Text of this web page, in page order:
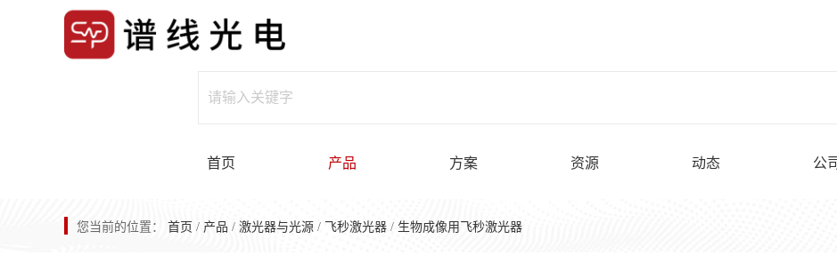
首页 产品 方案 资源 动态 公
您当前的位置： 首页 / 产品 / 激光器与光源 / 飞秒激光器 / 生物成像用飞秒激光器